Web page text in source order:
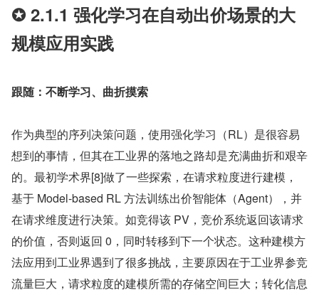
✪ 2.1.1 强化学习在自动出价场景的大
规模应用实践
跟随：不断学习、曲折摸索
作为典型的序列决策问题，使用强化学习（RL）是很容易
想到的事情，但其在工业界的落地之路却是充满曲折和艰辛
的。最初学术界[8]做了一些探索，在请求粒度进行建模，
基于 Model-based RL 方法训练出价智能体（Agent），并
在请求维度进行决策。如竞得该 PV，竞价系统返回该请求
的价值，否则返回 0，同时转移到下一个状态。这种建模方
法应用到工业界遇到了很多挑战，主要原因在于工业界参竞
流量巨大，请求粒度的建模所需的存储空间巨大；转化信息